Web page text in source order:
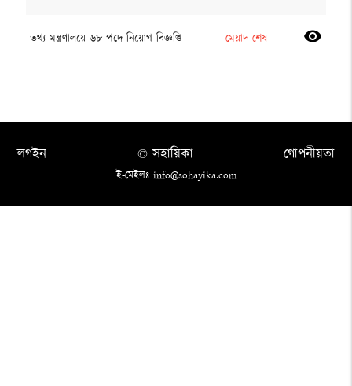
তথ্য মন্ত্রণালয়ে ৬৮ পদে নিয়োগ বিজ্ঞপ্তি মেয়াদ শেষ visibility
লগইন গোপনীয়তা
© সহায়িকা
ই-মেইলঃ info@sohayika.com